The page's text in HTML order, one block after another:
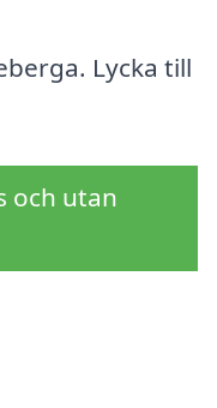
Lycka till
och utan